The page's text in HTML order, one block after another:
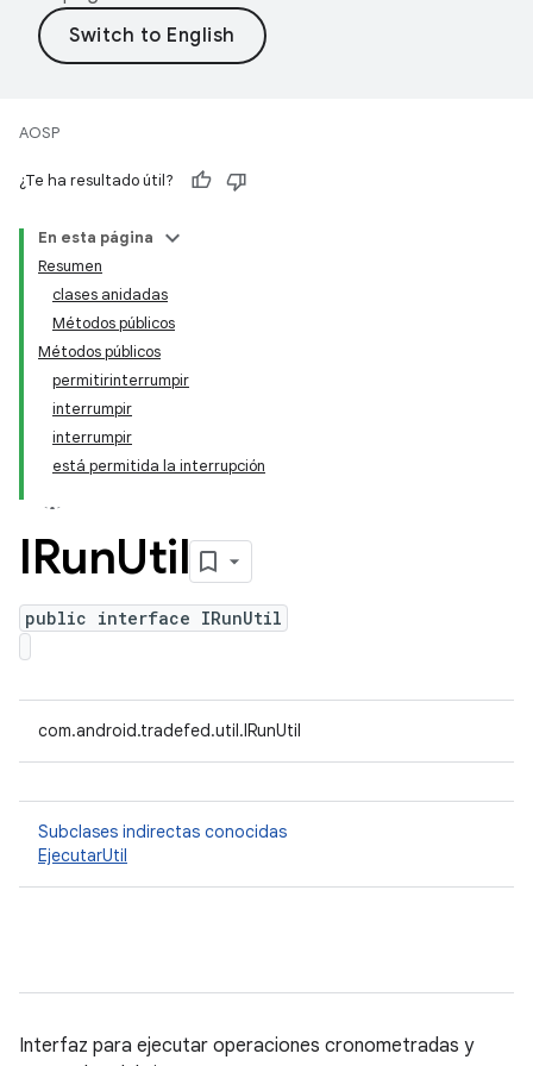
AOSP
¿Te ha resultado útil?
En esta página
Resumen
clases anidadas
Métodos públicos
Métodos públicos
permitirinterrumpir
interrumpir
interrumpir
está permitida la interrupción
IRunUtil
public interface IRunUtil
com.android.tradefed.util.IRunUtil
Subclases indirectas conocidas
EjecutarUtil
Interfaz para ejecutar operaciones cronometradas y